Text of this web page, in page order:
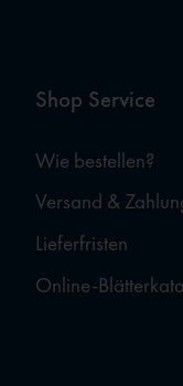
Shop Service
Wie bestellen?
Versand &
Lieferfristen
Online-